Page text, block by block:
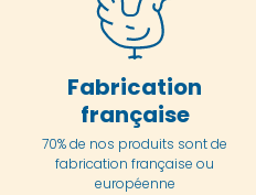
Fabrication
française
70% de nos produits sont de
fabrication française ou
européenne